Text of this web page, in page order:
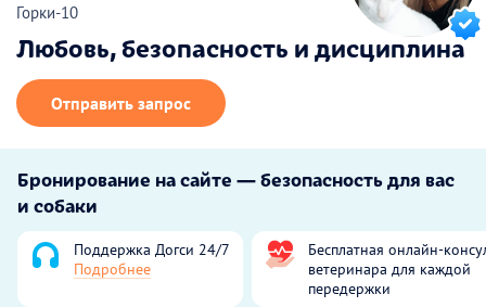
Горки-10
Любовь, безопасность и дисциплина
Отправить запрос
Бронирование на сайте — безопасность для вас
и собаки
Поддержка Догси 24/7
Подробнее
Бесплатная онлайн-
ветеринара для каждой
передержки